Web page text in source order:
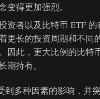
变得更加强烈。
资者以及比特币 ETF 的
更长的投资周期和不同
因此，更大比例的比特
期持有。
到多种因素的影响，并